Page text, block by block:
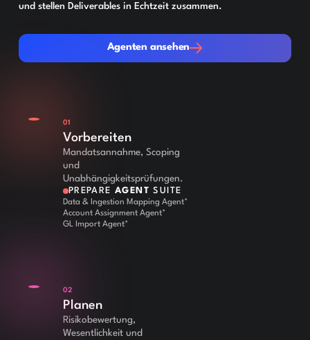
und stellen Deliverables in Echtzeit zusammen.
Agenten ansehen
Agenten ansehen
01
Vorbereiten
Mandatsannahme, Scoping
und
Unabhängigkeitsprüfungen.
PREPAREAGENT SUITE
Data & Ingestion Mapping Agent*
Account Assignment Agent*
GL Import Agent*
02
Planen
Risikobewertung,
Wesentlichkeit und